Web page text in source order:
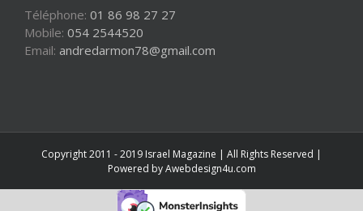
Téléphone: 01 86 98 27 27
Mobile: 054 2544520
Email: andredarmon78@gmail.com
Copyright 2011 - 2019 Israel Magazine | All Rights Reserved |
Powered byAwebdesign4u.com